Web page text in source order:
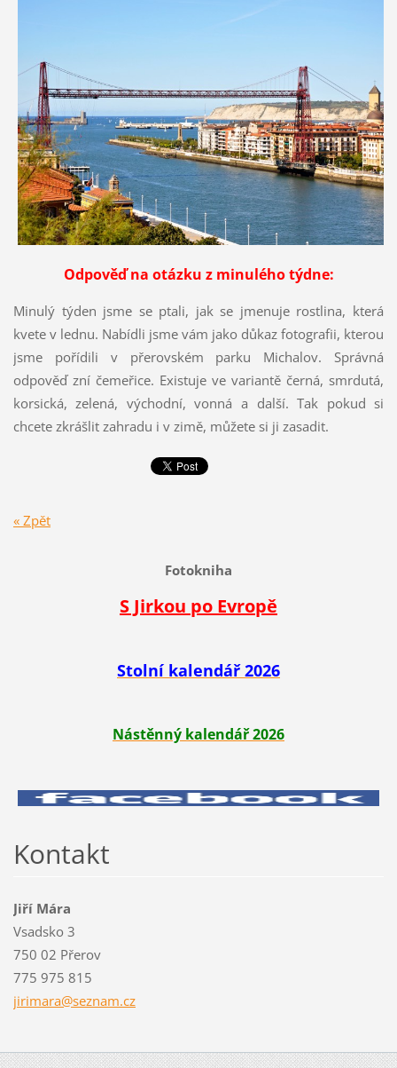
Odpověď na otázku z minulého týdne:
Minulý týden jsme se ptali, jak se jmenuje rostlina, která
kvete v lednu. Nabídli jsme vám jako důkaz fotografii, kterou
jsme pořídili v přerovském parku Michalov. Správná
odpověď zní čemeřice. Existuje ve variantě černá, smrdutá,
korsická, zelená, východní, vonná a další. Tak pokud si
chcete zkrášlit zahradu i v zimě, můžete si ji zasadit.
« Zpět
Fotokniha
S Jirkou po Evropě
Stolní kalendář 2026
Nástěnný kalendář 2026
Kontakt
Jiří Mára
Vsadsko 3
750 02 Přerov
775 975 815
jirimara@seznam.cz